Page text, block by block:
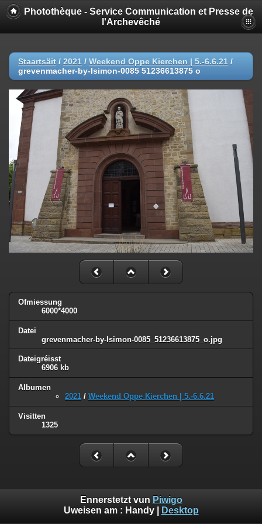
Photothèque - Service Communication et Presse de
l'Archevêché
Staartsäit / 2021 / Weekend Oppe Kierchen | 5.-6.6.21 /
grevenmacher-by-lsimon-0085 51236613875 o
Ofmiessung
6000*4000
Datei
grevenmacher-by-lsimon-0085_51236613875_o.jpg
Dateigréisst
6906 kb
Albumen
2021 / Weekend Oppe Kierchen | 5.-6.6.21
Visitten
1325
Ennerstetzt vun Piwigo
Uweisen am : Handy| Desktop